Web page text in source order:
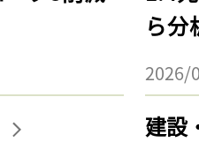
ら分
2026/
建設